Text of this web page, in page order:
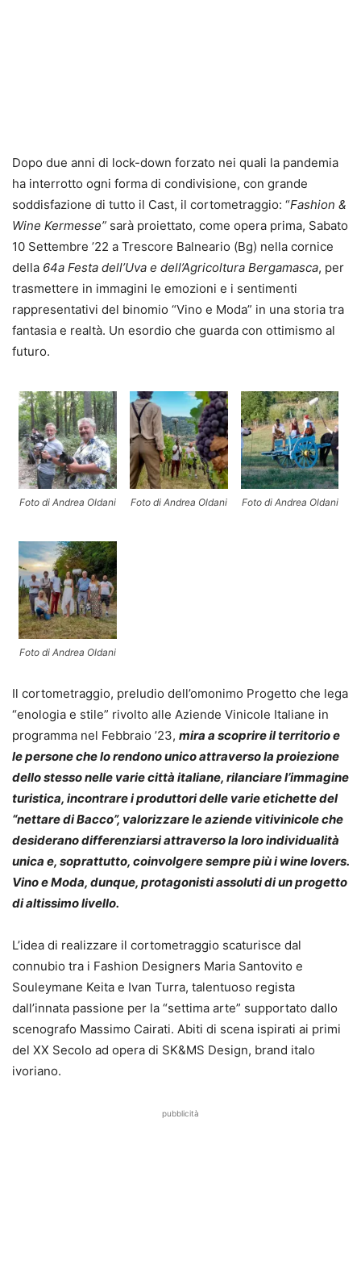
Dopo due anni di lock-down forzato nei quali la pandemia
ha interrotto ogni forma di condivisione, con grande
soddisfazione di tutto il Cast, il cortometraggio: “Fashion &
Wine Kermesse” sarà proiettato, come opera prima, Sabato
10 Settembre ’22 a Trescore Balneario (Bg) nella cornice
della 64a Festa dell’Uva e dell’Agricoltura Bergamasca, per
trasmettere in immagini le emozioni e i sentimenti
rappresentativi del binomio “Vino e Moda” in una storia tra
fantasia e realtà. Un esordio che guarda con ottimismo al
futuro.
Foto di Andrea Oldani Foto di Andrea Oldani Foto di Andrea Oldani
Foto di Andrea Oldani
Il cortometraggio, preludio dell’omonimo Progetto che lega
“enologia e stile” rivolto alle Aziende Vinicole Italiane in
programma nel Febbraio ’23, mira a scoprire il territorio e
le persone che lo rendono unico attraverso la proiezione
dello stesso nelle varie città italiane, rilanciare l’immagine
turistica, incontrare i produttori delle varie etichette del
“nettare di Bacco”, valorizzare le aziende vitivinicole che
desiderano differenziarsi attraverso la loro individualità
unica e, soprattutto, coinvolgere sempre più i wine lovers.
Vino e Moda, dunque, protagonisti assoluti di un progetto
di altissimo livello.
L’idea di realizzare il cortometraggio scaturisce dal
connubio tra i Fashion Designers Maria Santovito e
Souleymane Keita e Ivan Turra, talentuoso regista
dall’innata passione per la “settima arte” supportato dallo
scenografo Massimo Cairati. Abiti di scena ispirati ai primi
del XX Secolo ad opera di SK&MS Design, brand italo
ivoriano.
pubblicità